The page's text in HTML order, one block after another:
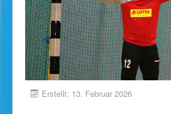
Erstellt: 13. Februar 2026